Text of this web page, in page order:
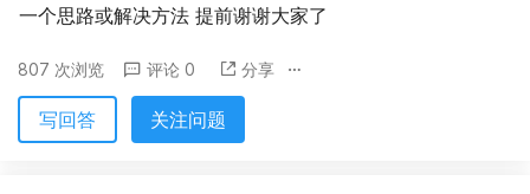
一个思路或解决方法 提前谢谢大家了
807 次浏览 评论 0 分享
写回答 关注问题